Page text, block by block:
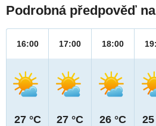
Podrobná předpověď
16:00
27 °C
17:00
27 °C
18:00
26 °C 25